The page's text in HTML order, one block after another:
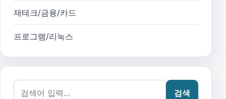
재테크/금융/카드
프로그램/리눅스
검색어:
검색